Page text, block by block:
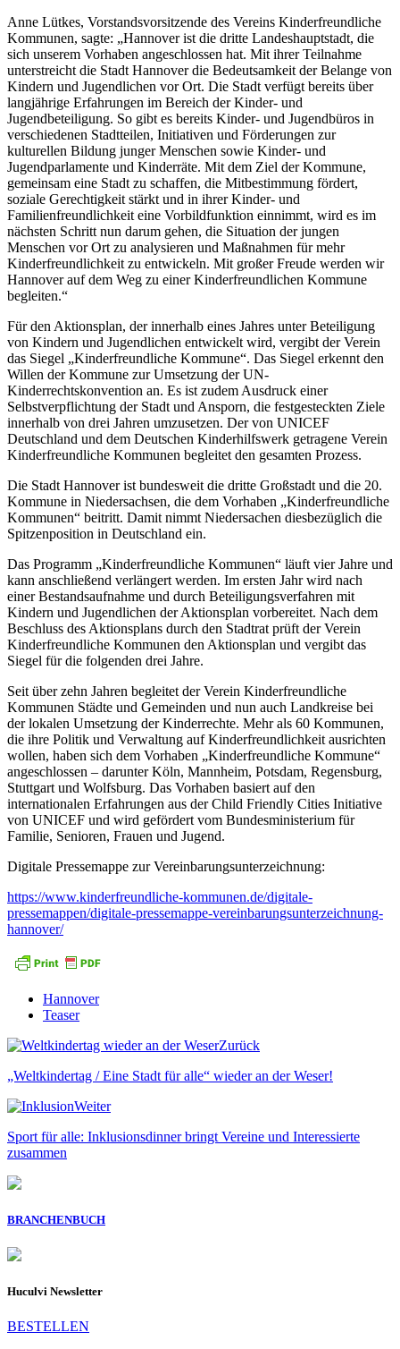
Anne Lütkes, Vorstandsvorsitzende des Vereins Kinderfreundliche
Kommunen, sagte: „Hannover ist die dritte Landeshauptstadt, die
sich unserem Vorhaben angeschlossen hat. Mit ihrer Teilnahme
unterstreicht die Stadt Hannover die Bedeutsamkeit der Belange von
Kindern und Jugendlichen vor Ort. Die Stadt verfügt bereits über
langjährige Erfahrungen im Bereich der Kinder- und
Jugendbeteiligung. So gibt es bereits Kinder- und Jugendbüros in
verschiedenen Stadtteilen, Initiativen und Förderungen zur
kulturellen Bildung junger Menschen sowie Kinder- und
Jugendparlamente und Kinderräte. Mit dem Ziel der Kommune,
gemeinsam eine Stadt zu schaffen, die Mitbestimmung fördert,
soziale Gerechtigkeit stärkt und in ihrer Kinder- und
Familienfreundlichkeit eine Vorbildfunktion einnimmt, wird es im
nächsten Schritt nun darum gehen, die Situation der jungen
Menschen vor Ort zu analysieren und Maßnahmen für mehr
Kinderfreundlichkeit zu entwickeln. Mit großer Freude werden wir
Hannover auf dem Weg zu einer Kinderfreundlichen Kommune
begleiten.“
Für den Aktionsplan, der innerhalb eines Jahres unter Beteiligung
von Kindern und Jugendlichen entwickelt wird, vergibt der Verein
das Siegel „Kinderfreundliche Kommune“. Das Siegel erkennt den
Willen der Kommune zur Umsetzung der UN-
Kinderrechtskonvention an. Es ist zudem Ausdruck einer
Selbstverpflichtung der Stadt und Ansporn, die festgesteckten Ziele
innerhalb von drei Jahren umzusetzen. Der von UNICEF
Deutschland und dem Deutschen Kinderhilfswerk getragene Verein
Kinderfreundliche Kommunen begleitet den gesamten Prozess.
Die Stadt Hannover ist bundesweit die dritte Großstadt und die 20.
Kommune in Niedersachsen, die dem Vorhaben „Kinderfreundliche
Kommunen“ beitritt. Damit nimmt Niedersachen diesbezüglich die
Spitzenposition in Deutschland ein.
Das Programm „Kinderfreundliche Kommunen“ läuft vier Jahre und
kann anschließend verlängert werden. Im ersten Jahr wird nach
einer Bestandsaufnahme und durch Beteiligungsverfahren mit
Kindern und Jugendlichen der Aktionsplan vorbereitet. Nach dem
Beschluss des Aktionsplans durch den Stadtrat prüft der Verein
Kinderfreundliche Kommunen den Aktionsplan und vergibt das
Siegel für die folgenden drei Jahre.
Seit über zehn Jahren begleitet der Verein Kinderfreundliche
Kommunen Städte und Gemeinden und nun auch Landkreise bei
der lokalen Umsetzung der Kinderrechte. Mehr als 60 Kommunen,
die ihre Politik und Verwaltung auf Kinderfreundlichkeit ausrichten
wollen, haben sich dem Vorhaben „Kinderfreundliche Kommune“
angeschlossen – darunter Köln, Mannheim, Potsdam, Regensburg,
Stuttgart und Wolfsburg. Das Vorhaben basiert auf den
internationalen Erfahrungen aus der Child Friendly Cities Initiative
von UNICEF und wird gefördert vom Bundesministerium für
Familie, Senioren, Frauen und Jugend.
Digitale Pressemappe zur Vereinbarungsunterzeichnung:
https://www.kinderfreundliche-kommunen.de/digitale-
pressemappen/digitale-pressemappe-vereinbarungsunterzeichnung-
hannover/
Hannover
Teaser
Zurück
„Weltkindertag / Eine Stadt für alle“ wieder an der Weser!
Weiter
Sport für alle: Inklusionsdinner bringt Vereine und Interessierte
zusammen
BRANCHENBUCH
Huculvi Newsletter
BESTELLEN